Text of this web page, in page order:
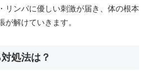
リンパに優しい刺激が届き、体の根本
が解けていきます。
処法は？